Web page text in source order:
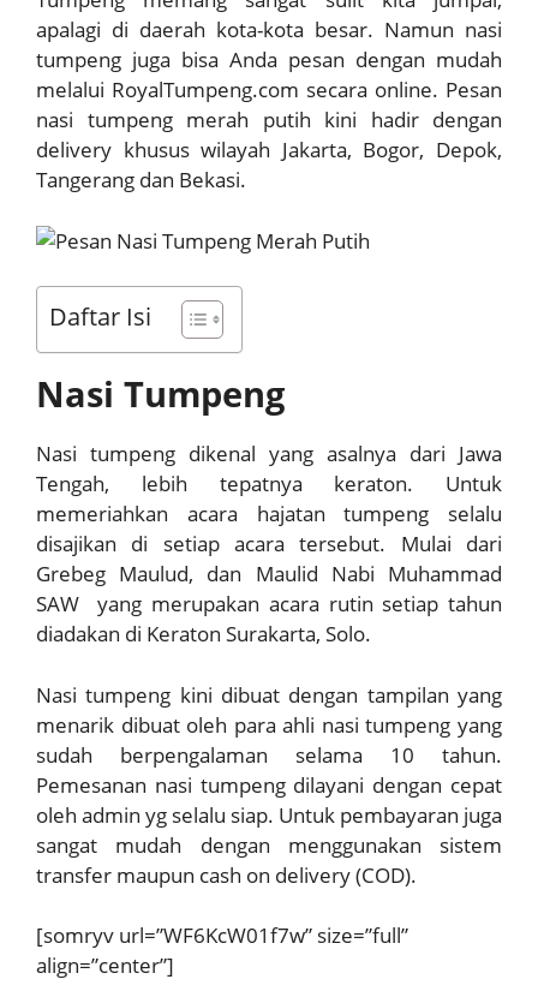
apalagi di daerah kota-kota besar. Namun nasi
tumpeng juga bisa Anda pesan dengan mudah
melalui RoyalTumpeng.com secara online. Pesan
nasi tumpeng merah putih kini hadir dengan
delivery khusus wilayah Jakarta, Bogor, Depok,
Tangerang dan Bekasi.
Daftar Isi
Nasi Tumpeng
Nasi tumpeng dikenal yang asalnya dari Jawa
Tengah, lebih tepatnya keraton. Untuk
memeriahkan acara hajatan tumpeng selalu
disajikan di setiap acara tersebut. Mulai dari
Grebeg Maulud, dan Maulid Nabi Muhammad
SAW yang merupakan acara rutin setiap tahun
diadakan di Keraton Surakarta, Solo.
Nasi tumpeng kini dibuat dengan tampilan yang
menarik dibuat oleh para ahli nasi tumpeng yang
sudah berpengalaman selama 10 tahun.
Pemesanan nasi tumpeng dilayani dengan cepat
oleh admin yg selalu siap. Untuk pembayaran juga
sangat mudah dengan menggunakan sistem
transfer maupun cash on delivery (COD).
[somryv url=”WF6KcW01f7w” size=”full”
align=”center”]